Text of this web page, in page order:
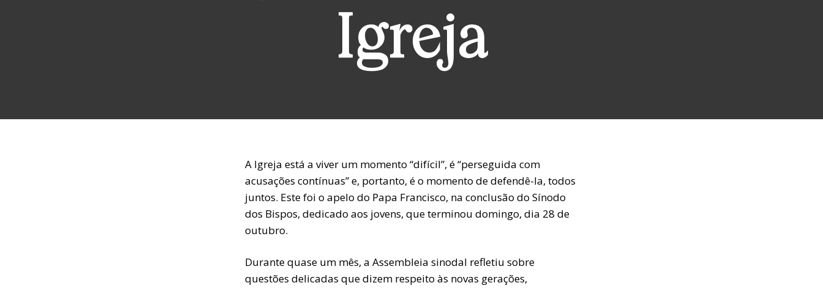
Igreja
A Igreja está a viver um momento “difícil”, é “perseguida com
acusações contínuas” e, portanto, é o momento de defendê-la, todos
juntos. Este foi o apelo do Papa Francisco, na conclusão do Sínodo
dos Bispos, dedicado aos jovens, que terminou domingo, dia 28 de
outubro.
Durante quase um mês, a Assembleia sinodal refletiu sobre
questões delicadas que dizem respeito às novas gerações,